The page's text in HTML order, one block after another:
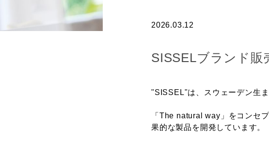
2026.03.12
SISSELブランド販
"SISSEL"は、スウェーデン生
「The natural way」をコンセ
果的な製品を開発しています。